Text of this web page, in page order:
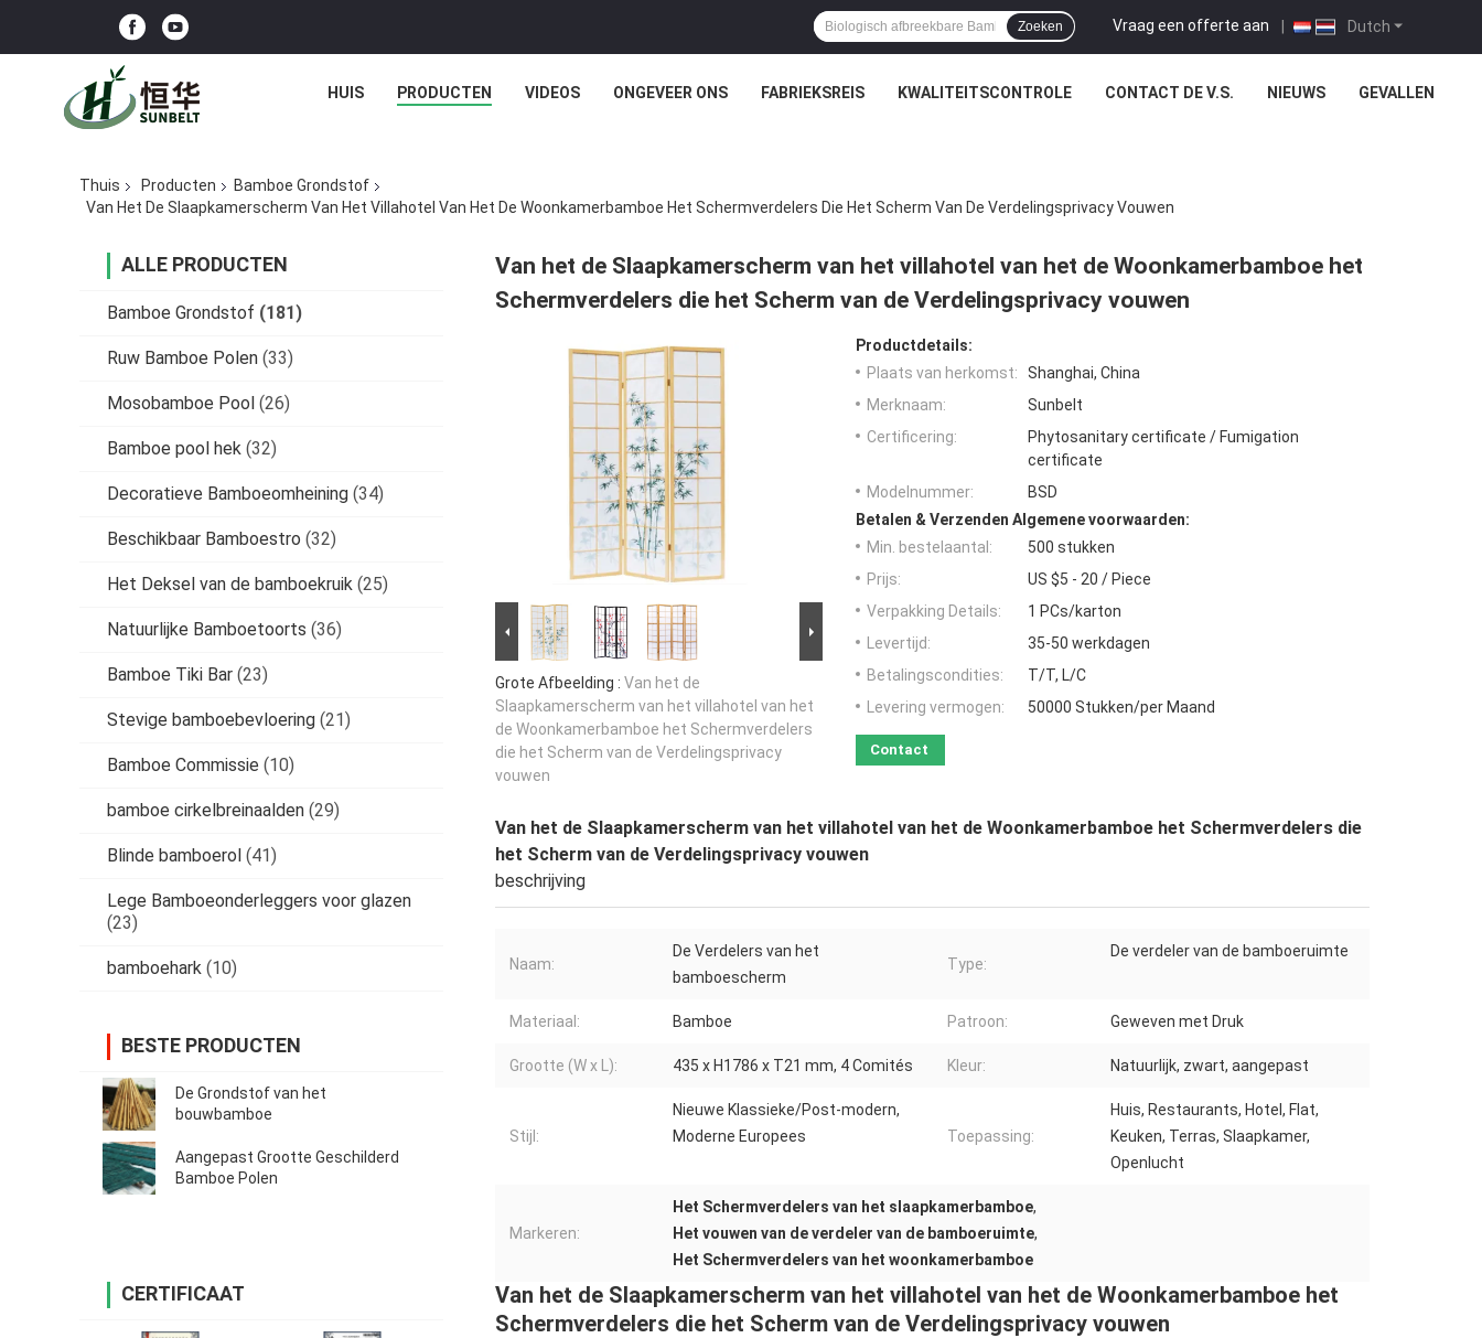
Dutch
Vraag een offerte aan |
Zoeken
HUIS PRODUCTEN VIDEOS ONGEVEER ONS FABRIEKSREIS KWALITEITSCONTROLE CONTACT DE V.S. NIEUWS GEVALLEN
Thuis Producten
Bamboe Grondstof
Van Het De Slaapkamerscherm Van Het Villahotel Van Het De Woonkamerbamboe Het Schermverdelers Die Het Scherm Van De Verdelingsprivacy Vouwen
ALLE PRODUCTEN
Bamboe Grondstof (181)
Ruw Bamboe Polen (33)
Mosobamboe Pool (26)
Bamboe pool hek (32)
Decoratieve Bamboeomheining (34)
Beschikbaar Bamboestro (32)
Het Deksel van de bamboekruik (25)
Natuurlijke Bamboetoorts (36)
Bamboe Tiki Bar (23)
Stevige bamboebevloering (21)
Bamboe Commissie (10)
bamboe cirkelbreinaalden (29)
Blinde bamboerol (41)
Lege Bamboeonderleggers voor glazen
(23)
bamboehark (10)
BESTE PRODUCTEN
De Grondstof van het
bouwbamboe
Aangepast Grootte Geschilderd
Bamboe Polen
CERTIFICAAT
Van het de Slaapkamerscherm van het villahotel van het de Woonkamerbamboe het
Schermverdelers die het Scherm van de Verdelingsprivacy vouwen
Grote Afbeelding : Van het de
Slaapkamerscherm van het villahotel van het
de Woonkamerbamboe het Schermverdelers
die het Scherm van de Verdelingsprivacy
vouwen
Productdetails:
Plaats van herkomst:
Shanghai, China
Merknaam:
Sunbelt
Certificering:
Phytosanitary certificate / Fumigation
certificate
Modelnummer:
BSD
Betalen & Verzenden Algemene voorwaarden:
Min. bestelaantal:
500 stukken
Prijs:
US $5 - 20 / Piece
Verpakking Details:
1 PCs/karton
Levertijd:
35-50 werkdagen
Betalingscondities:
T/T, L/C
Levering vermogen:
50000 Stukken/per Maand
Contact
Van het de Slaapkamerscherm van het villahotel van het de Woonkamerbamboe het Schermverdelers die
het Scherm van de Verdelingsprivacy vouwen
beschrijving
Naam:
De Verdelers van het
bamboescherm
Type:
De verdeler van de bamboeruimte
Materiaal: Bamboe Patroon: Geweven met Druk
Grootte (W x L): 435 x H1786 x T21 mm, 4 Comités Kleur: Natuurlijk, zwart, aangepast
Stijl:
Nieuwe Klassieke/Post-modern,
Moderne Europees
Toepassing:
Huis, Restaurants, Hotel, Flat,
Keuken, Terras, Slaapkamer,
Openlucht
Markeren:
Het Schermverdelers van het slaapkamerbamboe,
Het vouwen van de verdeler van de bamboeruimte,
Het Schermverdelers van het woonkamerbamboe
Van het de Slaapkamerscherm van het villahotel van het de Woonkamerbamboe het
Schermverdelers die het Scherm van de Verdelingsprivacy vouwen